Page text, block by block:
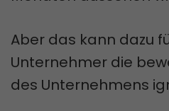
Aber das kann dazu
Unternehmer die
des Unternehmens